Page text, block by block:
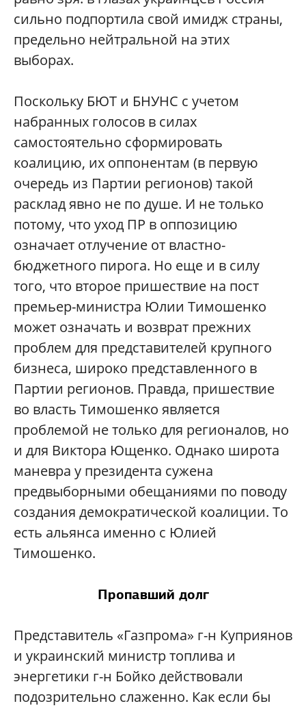
сильно подпортила свой имидж страны,
предельно нейтральной на этих
выборах.
Поскольку БЮТ и БНУНС с учетом
набранных голосов в силах
самостоятельно сформировать
коалицию, их оппонентам (в первую
очередь из Партии регионов) такой
расклад явно не по душе. И не только
потому, что уход ПР в оппозицию
означает отлучение от властно-
бюджетного пирога. Но еще и в силу
того, что второе пришествие на пост
премьер-министра Юлии Тимошенко
может означать и возврат прежних
проблем для представителей крупного
бизнеса, широко представленного в
Партии регионов. Правда, пришествие
во власть Тимошенко является
проблемой не только для регионалов, но
и для Виктора Ющенко. Однако широта
маневра у президента сужена
предвыборными обещаниями по поводу
создания демократической коалиции. То
есть альянса именно с Юлией
Тимошенко.
Пропавший долг
Представитель «Газпрома» г-н Куприянов
и украинский министр топлива и
энергетики г-н Бойко действовали
подозрительно слаженно. Как если бы